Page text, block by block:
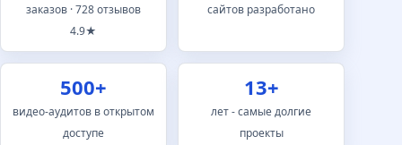
заказов · 728 отзывов
4.9★
сайтов разработано
500+
видео-аудитов в открытом
доступе
13+
лет - самые долгие
проекты